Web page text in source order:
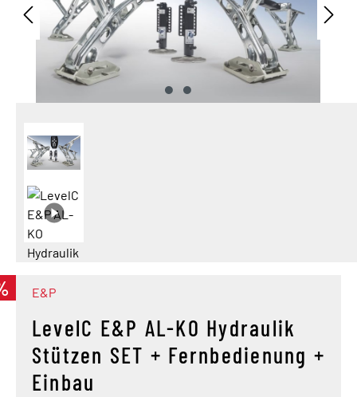
E&P
LevelC E&P AL-KO Hydraulik
Stützen SET + Fernbedienung +
Einbau